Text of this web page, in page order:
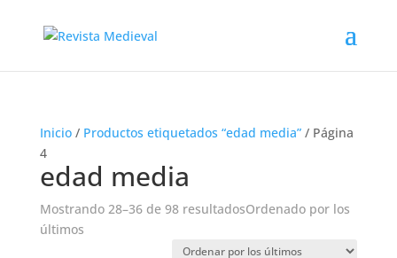
Inicio/ Productos etiquetados “edad media”/ Página
4
edad media
Mostrando 28–36 de 98 resultadosOrdenado por los
últimos